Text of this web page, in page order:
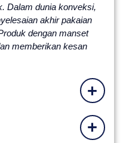
Dalam dunia konveksi,
akhir pakaian
dengan manset
memberikan kesan
+
+